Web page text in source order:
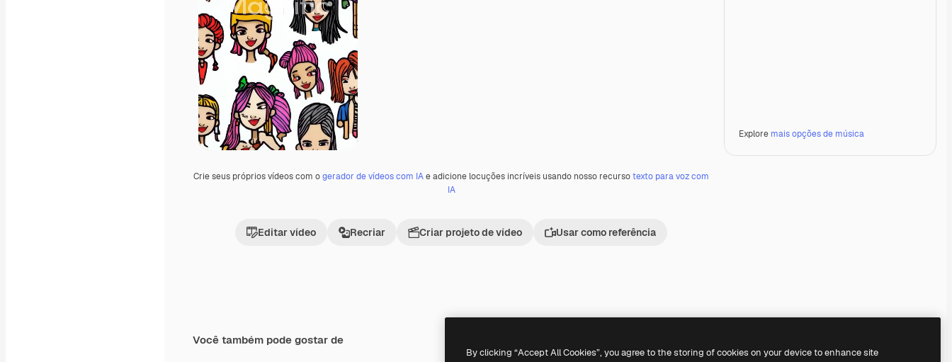
Crie seus próprios vídeos com ogerador de vídeos com IAe adicione locuções incríveis usando nosso recursotexto para voz com
IA
Editar vídeo Recriar Criar projeto de vídeo Usar como referência
Explore mais opções de música
Você também pode gostar de
Gerado por IA Premium
Premium
Gerado por IA Premium
PremiumGerado por IA
By clicking “Accept All Cookies”, you agree to the storing of cookies on your device to enhance site